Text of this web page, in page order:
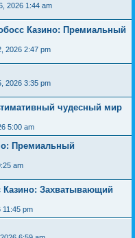
2026 1:44 am
Казино: Премиальный
2026 2:47 pm
2026 3:35 pm
чудесный мир
5:00 am
Премиальный
am
Казино: Захватывающий
11:45 pm